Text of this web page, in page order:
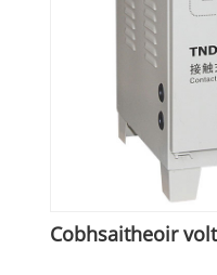
Cobhsaitheoir